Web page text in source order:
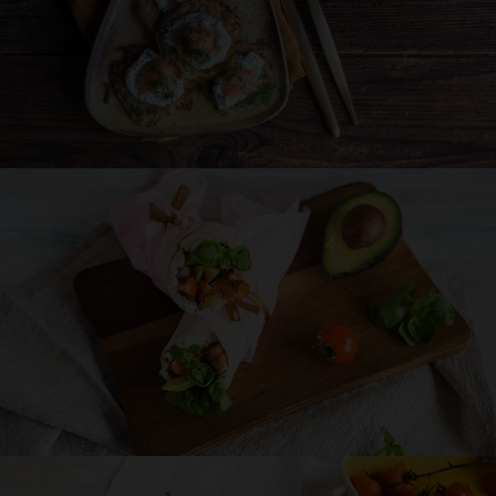
Almette
15 min
PRZEKĄSKA NA SZYBKO
Przepis Asi
Placki ziemniaczane z Almette i łososiem
30 min
LISTOPAD